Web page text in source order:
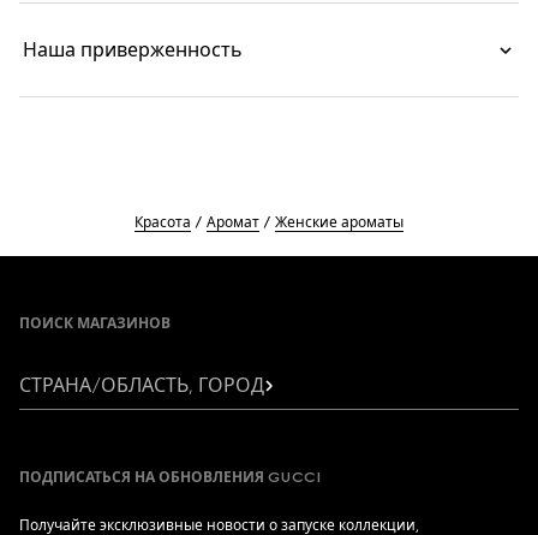
Наша приверженность
Красота Аромат Женские ароматы
ПОИСК МАГАЗИНОВ
СТРАНА/ОБЛАСТЬ, ГОРОД
ПОДПИСАТЬСЯ НА ОБНОВЛЕНИЯ GUCCI
Получайте эксклюзивные новости о запуске коллекции,